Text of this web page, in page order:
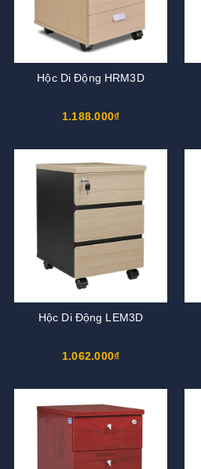
Hộc Di Động HRM3D
1.188.000₫
Hộc Di Động LEM3D
1.062.000₫